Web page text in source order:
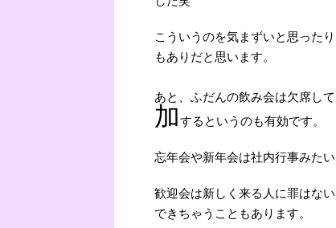
こういうのを気まずいと思った
もありだと思います。
あと、ふだんの飲み会は欠席して
加するというのも有効です。
忘年会や新年会は社内行事みた
歓迎会は新しく来る人に罪はな
できちゃうこともあります。